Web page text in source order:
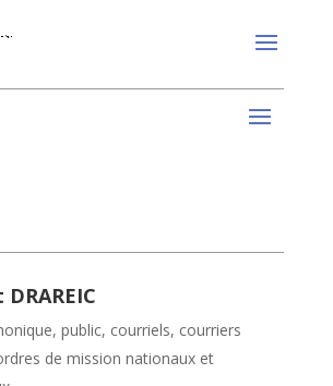
public, courriels, courriers
de mission nationaux et